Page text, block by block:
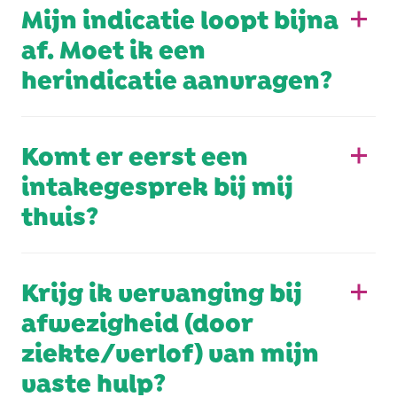
Mijn indicatie loopt bijna
af. Moet ik een
herindicatie aanvragen?
Komt er eerst een
intakegesprek bij mij
thuis?
Krijg ik vervanging bij
afwezigheid (door
ziekte/verlof) van mijn
vaste hulp?